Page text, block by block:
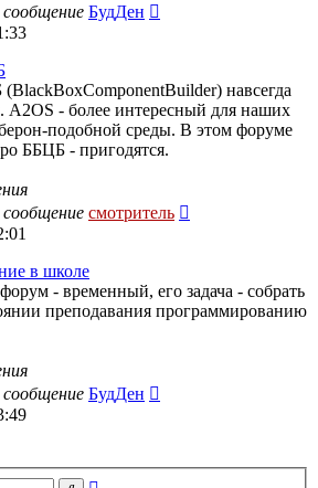
БудДен
навсегда
A2OS - более интересный для наших
подобной среды. В этом форуме
ББЦБ - пригодятся.
смотритель
в школе
- временный, его задача - собрать
преподавания программированию
БудДен